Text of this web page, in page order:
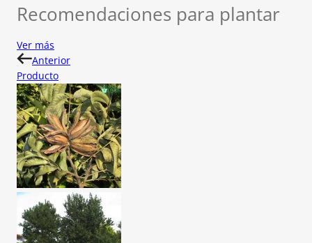
Recomendaciones para plantar
Ver más
Anterior
Producto